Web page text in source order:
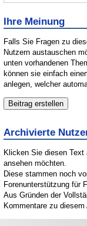
Ihre Meinung
Falls Sie Fragen zu
Nutzern austauschen
unten vorhandenen
können sie einfach
anlegen, welcher
Archivierte
Klicken Sie diesen
ansehen möchten.
Diese stammen noch
Forenunterstützung für
Aus Gründen der
Kommentare zu diesem